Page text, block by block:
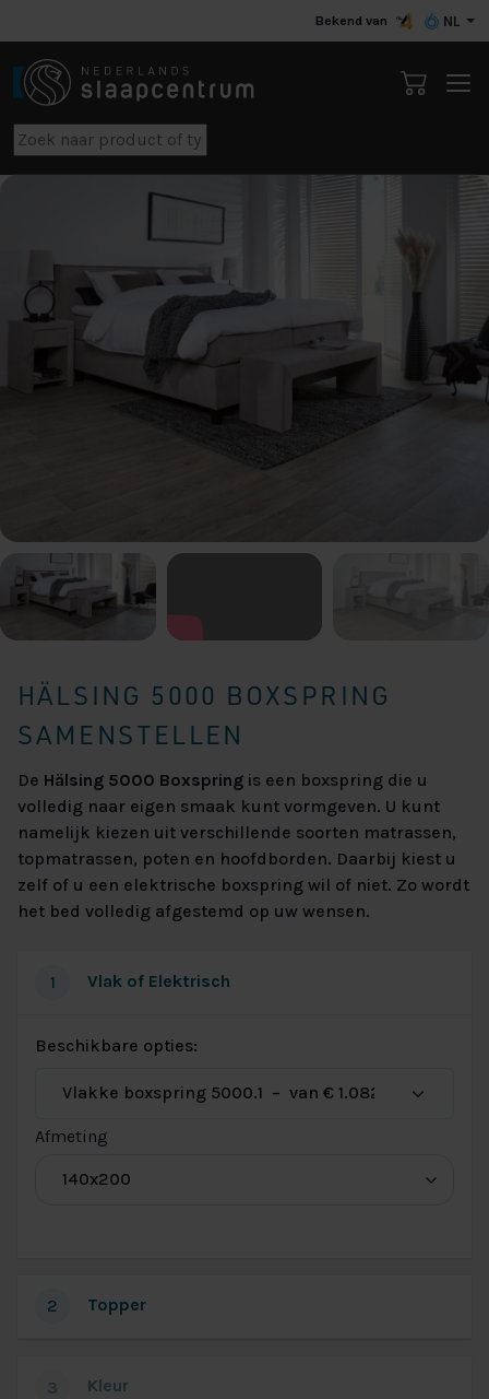
Bekend van NL
HÄLSING 5000 BOXSPRING
SAMENSTELLEN
De Hälsing 5000 Boxspring is een boxspring die u
volledig naar eigen smaak kunt vormgeven. U kunt
namelijk kiezen uit verschillende soorten matrassen,
topmatrassen, poten en hoofdborden. Daarbij kiest u
zelf of u een elektrische boxspring wil of niet. Zo wordt
het bed volledig afgestemd op uw wensen.
1 Vlak of Elektrisch
Beschikbare opties:
Afmeting
Vlakke
2 Topper
3 Kleur